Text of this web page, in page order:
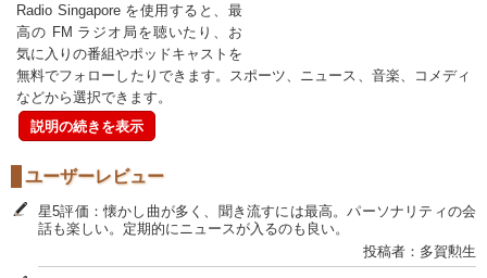
Radio Singapore を使用すると、最
高の FM ラジオ局を聴いたり、お
気に入りの番組やポッドキャストを
無料でフォローしたりできます。スポーツ、ニュース、音楽、コメディ
などから選択できます。
説明の続きを表示
ユーザーレビュー
星5評価：懐かし曲が多く、聞き流すには最高。パーソナリティの会
話も楽しい。定期的にニュースが入るのも良い。
投稿者：多賀勲生